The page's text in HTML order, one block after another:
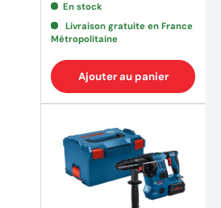
En stock
Livraison gratuite en France
Métropolitaine
Ajouter au panier